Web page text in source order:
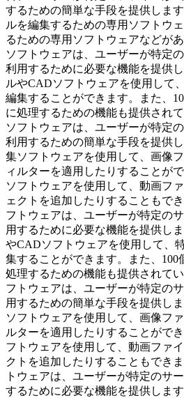
するための簡単な手段を提供しま
ルを編集するための専用ソフトウ
るための専用ソフトウェアなどが
ソフトウェアは、ユーザーが特定
利用するために必要な機能を提供
ルやCADソフトウェアを使用して
編集することができます。また、
に処理するための機能も提供され
ソフトウェアは、ユーザーが特定
利用するための簡単な手段を提供
集ソフトウェアを使用して、画像
ィルターを適用したりすることが
ソフトウェアを使用して、動画フ
ェクトを追加したりすることもで
フトウェアは、ユーザーが特定の
用するために必要な機能を提供し
やCADソフトウェアを使用して、
集することができます。また、100
処理するための機能も提供されて
フトウェアは、ユーザーが特定の
用するための簡単な手段を提供し
ソフトウェアを使用して、画像フ
ルターを適用したりすることがで
フトウェアを使用して、動画ファ
クトを追加したりすることもでき
トウェアは、ユーザーが特定のサ
するために必要な機能を提供しま